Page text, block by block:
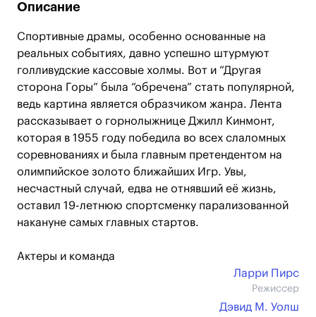
Описание
Спортивные драмы, особенно основанные на
реальных событиях, давно успешно штурмуют
голливудские кассовые холмы. Вот и “Другая
сторона Горы” была “обречена” стать популярной,
ведь картина является образчиком жанра. Лента
рассказывает о горнолыжнице Джилл Кинмонт,
которая в 1955 году победила во всех слаломных
соревнованиях и была главным претендентом на
олимпийское золото ближайших Игр. Увы,
несчастный случай, едва не отнявший её жизнь,
оставил 19-летнюю спортсменку парализованной
накануне самых главных стартов.
Актеры и команда
Ларри Пирс
Режиссер
Дэвид М. Уолш